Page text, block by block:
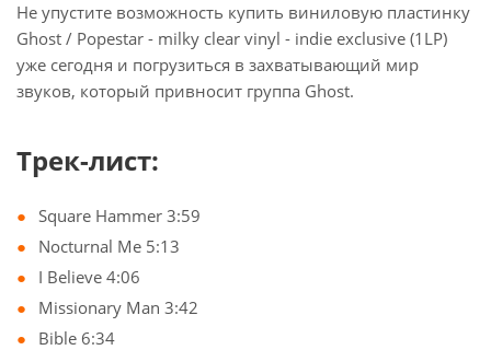
Не упустите возможность купить виниловую пластинку
Ghost / Popestar - milky clear vinyl - indie exclusive (1LP)
уже сегодня и погрузиться в захватывающий мир
звуков, который привносит группа Ghost.
Трек-лист:
Square Hammer 3:59
Nocturnal Me 5:13
I Believe 4:06
Missionary Man 3:42
Bible 6:34